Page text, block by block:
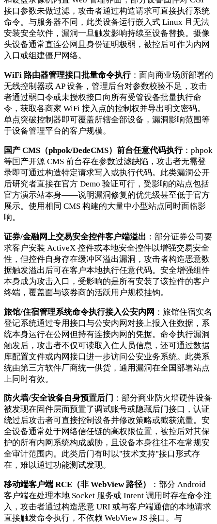
接口参数未做过滤，攻击者通过构造请求可直接执行系统
命令。与服务器不同，此类设备运行嵌入式 Linux 且无法
安装安全软件，漏洞一旦触发影响持续至设备替换。摄像
头设备通常直连公网且身份证明极弱，被控后可作为内网
入口或组建僵尸网络。
WiFi 路由器管理接口批量命令执行：面向商业场所部署的
无线控制器或 AP 设备，管理后台对参数校验不足，攻击
者通过弱口令或未授权接口向所有受管设备批量执行命
令，获取各商家 WiFi 接入点的控制权并导出明文密码。
单点突破控制器即可覆盖所辖全部设备，漏洞影响范围等
于设备管理平台的客户规模。
国产 CMS（phpok/DedeCMS）前台任意代码执行：phpok
等国产开源 CMS 前台存在参数过滤缺陷，攻击者无需登
录即可通过构造特定请求写入或执行代码。此类漏洞公开
后研究者直接在官方 Demo 验证可行，受影响的站点包括
官方演示站本身——说明漏洞修复的优先级甚至低于官方
展示。使用相同 CMS 构建的大量中小型站点同时面临影
响。
证券/金融网上交易安全控件客户端溢出 ：部分证券公司要
求客户安装 ActiveX 控件或本地安全控件以增强交易安全
性，但控件自身存在缓冲区溢出漏洞，攻击者构造恶意数
据触发溢出后可在客户本地执行任意代码。安全增强组件
本身成为攻击入口，受影响的是所有安装了该控件的客户
终端，覆盖面与该券商的活跃用户规模挂钩。
旅馆/住宿管理系统命令执行接入公安内网 ：旅馆住宿实名
登记系统通过专用接口与公安内网对接上报入住数据，系
统本身运行在公网但持有连接内网的凭据。命令执行漏洞
触发后，攻击者不仅可读取入住人员信息，还可通过数据
库配置文件或内网接口进一步访问公安业务系统。此类系
统由第三方软件厂商统一供货，通用漏洞在全国部署站点
上同时有效。
防火墙/安全设备自身预置后门 ：部分商业防火墙硬件设备
被发现在固件层面预置了调试账号或隐藏后门接口，认证
绕过后攻击者可直接控制设备并修改策略或截获流量。安
全设备通常处于网络信任链的高权限位置，被控后对其保
护的所有内网系统构成威胁，且设备本身往往不在常规安
全审计范围内。此类后门有时以"技术支持"接口形式存
在，难以通过功能测试发现。
移动端客户端 RCE（非 WebView 路径）
：部分 Android
客户端在处理本地 Socket 服务或 Intent 调用时存在命令注
入，攻击者通过构造恶意 URI 或与客户端通信的本地请求
直接触发命令执行，不依赖 WebView JS 接口。与